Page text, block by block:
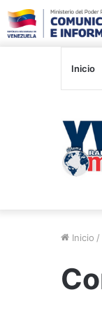
Inicio
Inicio /